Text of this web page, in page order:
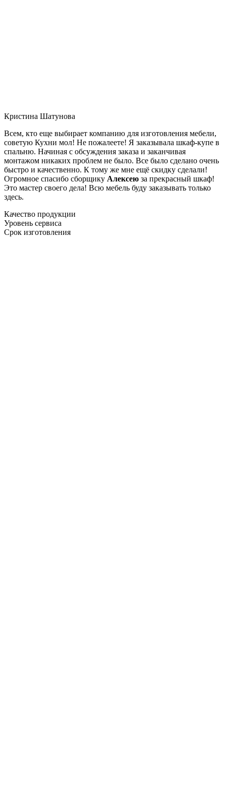
Кристина Шатунова
Всем, кто еще выбирает компанию для изготовления мебели,
советую Кухни мол! Не пожалеете! Я заказывала шкаф-купе в
спальню. Начиная с обсуждения заказа и заканчивая
монтажом никаких проблем не было. Все было сделано очень
быстро и качественно. К тому же мне ещё скидку сделали!
Огромное спасибо сборщику Алексею за прекрасный шкаф!
Это мастер своего дела! Всю мебель буду заказывать только
здесь.
Качество продукции
Уровень сервиса
Срок изготовления